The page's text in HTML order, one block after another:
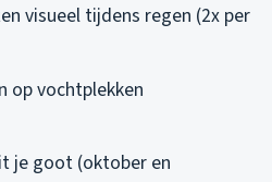
visueel tijdens regen (2x per
op vochtplekken
je goot (oktober en